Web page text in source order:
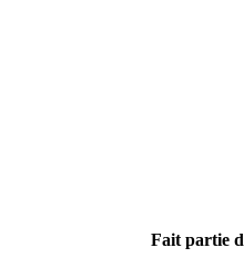
Fait partie